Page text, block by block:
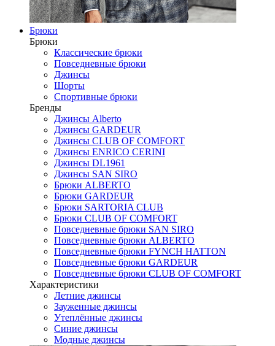
Брюки
Брюки
Классические брюки
Повседневные брюки
Джинсы
Шорты
Спортивные брюки
Бренды
Джинсы Alberto
Джинсы GARDEUR
Джинсы CLUB OF COMFORT
Джинсы ENRICO CERINI
Джинсы DL1961
Джинсы SAN SIRO
Брюки ALBERTO
Брюки GARDEUR
Брюки SARTORIA CLUB
Брюки CLUB OF COMFORT
Повседневные брюки SAN SIRO
Повседневные брюки ALBERTO
Повседневные брюки FYNCH HATTON
Повседневные брюки GARDEUR
Повседневные брюки CLUB OF COMFORT
Характеристики
Летние джинсы
Зауженные джинсы
Утеплённые джинсы
Синие джинсы
Модные джинсы